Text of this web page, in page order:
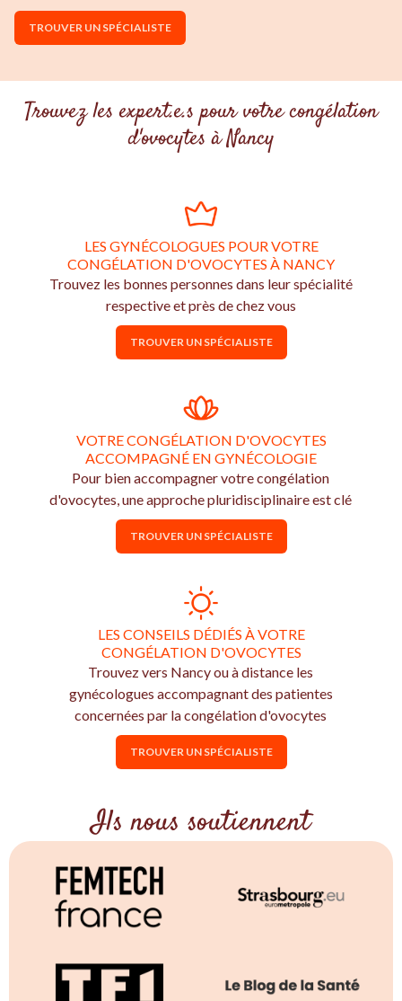
TROUVER UN SPÉCIALISTE
Trouvez les expert.e.s pour votre congélation
d'ovocytes à Nancy
LES GYNÉCOLOGUES POUR VOTRE
CONGÉLATION D'OVOCYTES À NANCY
Trouvez les bonnes personnes dans leur spécialité
respective et près de chez vous
TROUVER UN SPÉCIALISTE
VOTRE CONGÉLATION D'OVOCYTES
ACCOMPAGNÉ EN GYNÉCOLOGIE
Pour bien accompagner votre congélation
d'ovocytes, une approche pluridisciplinaire est clé
TROUVER UN SPÉCIALISTE
LES CONSEILS DÉDIÉS À VOTRE
CONGÉLATION D'OVOCYTES
Trouvez vers Nancy ou à distance les
gynécologues accompagnant des patientes
concernées par la congélation d'ovocytes
TROUVER UN SPÉCIALISTE
Ils nous soutiennent